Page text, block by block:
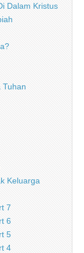
Dalam Kristus
Tuhan
Keluarga
7
6
5
4